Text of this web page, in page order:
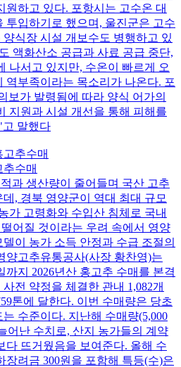
원하고 있다. 포항시는 고수온 대
투입하기로 했으며, 울진군은 고수
식장 시설 개보수도 병행하고 있
액화산소 공급과 사료 공급 중단,
나서고 있지만, 수온이 빠르게 오
역부족이라는 목소리가 나온다. 포
보가 발령됨에 따라 양식 어가의
지원과 시설 개선을 통해 피해를
말했다
수매
과 생산량이 줄어들며 국산 고추
, 경북 영양군이 역대 최대 규모
가 고령화와 수입산 침체로 국내
어질 것이라는 우려 속에서 영양
이 농가 소득 안정과 수급 조절의
양고추유통공사(사장 황찬영)는
까지 2026년산 홍고추 수매를 본격
전 약정을 체결한 관내 1,082개
톤에 달한다. 이번 수매량은 당초
수준이다. 지난해 수매량(5,000
어난 수치로, 산지 농가들의 계약
다 뜨거웠음을 보여준다. 올해 수
장려금 300원을 포함해 특등(수)은